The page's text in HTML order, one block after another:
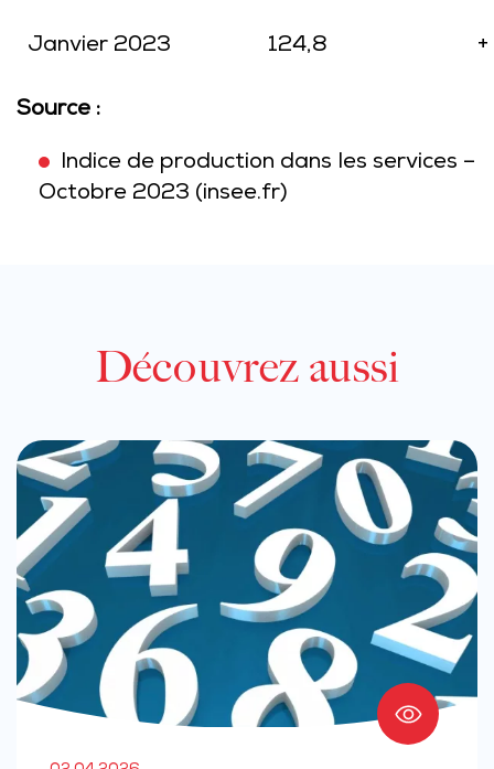
Janvier 2023 124,8
Source :
Indice de production dans les services –
Octobre 2023 (insee.fr)
Découvrez aussi